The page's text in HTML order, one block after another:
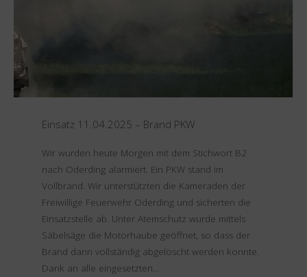
Einsatz 11.04.2025 – Brand PKW
Wir wurden heute Morgen mit dem Stichwort B2
nach Oderding alarmiert. Ein PKW stand im
Vollbrand. Wir unterstützten die Kameraden der
Freiwillige Feuerwehr Oderding und sicherten die
Einsatzstelle ab. Unter Atemschutz wurde mittels
Säbelsäge die Motorhaube geöffnet, so dass der
Brand dann vollständig abgelöscht werden konnte.
Dank an alle eingesetzten…